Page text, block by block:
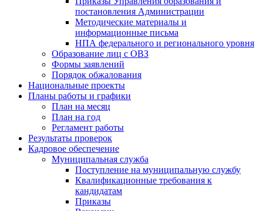
постановления Администрации
Методические материалы и
информационные письма
НПА федерального и регионального уровня
Образование лиц с ОВЗ
Формы заявлений
Порядок обжалования
Национальные проекты
Планы работы и графики
План на месяц
План на год
Регламент работы
Результаты проверок
Кадровое обеспечение
Муниципальная служба
Поступление на муниципальную службу
Квалификационные требования к
кандидатам
Приказы